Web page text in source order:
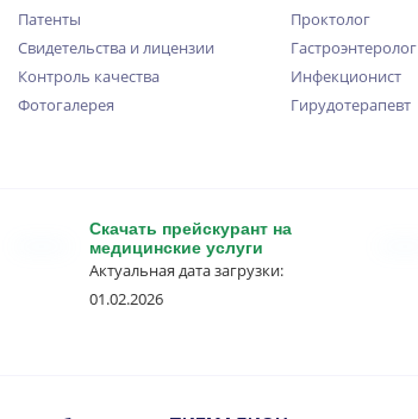
Патенты
Свидетельства и лицензии
Контроль качества
Фотогалерея
Проктолог
Гастроэнтеролог
Инфекционист
Гирудотерапевт
Скачать прейскурант на
медицинские услуги
Актуальная дата загрузки:
01.02.2026